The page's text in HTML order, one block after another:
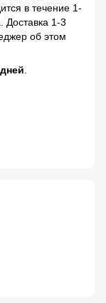
в течение 1-
Доставка 1-3
об этом